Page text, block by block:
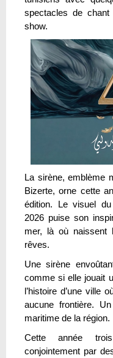
spectacles de
show.
La sirène, emblème
Bizerte, orne cette
édition. Le visuel
2026 puise son
mer, là où naissent
rêves.
Une sirène
comme si elle jouait
l’histoire d’une ville
aucune frontière.
maritime de la région.
Cette année
conjointement par